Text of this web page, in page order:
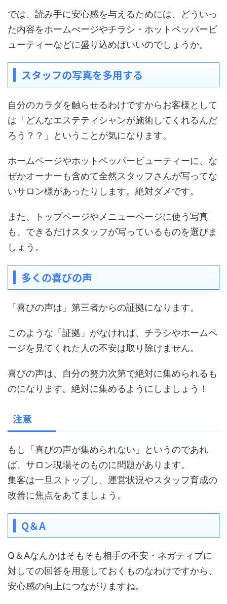
では、読み手に安心感を与えるためには、どういっ
た内容をホームぺージやチラシ・ホットペッパービ
ューティーなどに盛り込めばいいのでしょうか。
スタッフの写真を多用する
自分のカラダを触らせるわけですからお客様として
は「どんなエステティシャンが施術してくれるんだ
ろう？？」ということが気になります。
ホームページやホットペッパービューティーに、な
ぜかオーナーも含めて全然スタッフさんが写ってな
いサロン様があったりします。絶対ダメです。
また、トップページやメニューページに使う写真
も、できるだけスタッフが写っているものを選びま
しょう。
多くの喜びの声
「喜びの声は」第三者からの証拠になります。
このような「証拠」がなければ、チラシやホームペ
ージを見てくれた人の不安は取り除けません。
喜びの声は、自分の努力次第で絶対に集められるも
のになります。絶対に集めるようにしましょう！
注意
もし「喜びの声が集められない」というのであれ
ば、サロン現場そのものに問題があります。
集客は一旦ストップし、運営状況やスタッフ育成の
改善に焦点をあてましょう。
Q＆A
Q＆Aなんかはそもそも相手の不安・ネガティブに
対しての回答を用意しておくものなわけですから、
安心感の向上につながりますね。